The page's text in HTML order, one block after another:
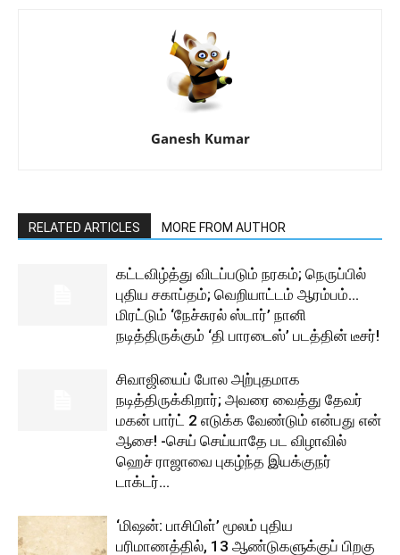
Ganesh Kumar
RELATED ARTICLES MORE FROM AUTHOR
கட்டவிழ்த்து விடப்படும் நரகம்; நெருப்பில்
புதிய சகாப்தம்; வெறியாட்டம் ஆரம்பம்…
மிரட்டும் ‘நேச்சுரல் ஸ்டார்’ நானி
நடித்திருக்கும் ‘தி பாரடைஸ்’ படத்தின் டீசர்!
சிவாஜியைப் போல அற்புதமாக
நடித்திருக்கிறார்; அவரை வைத்து தேவர்
மகன் பார்ட் 2 எடுக்க வேண்டும் என்பது என்
ஆசை! -செய் செய்யாதே பட விழாவில்
ஹெச் ராஜாவை புகழ்ந்த இயக்குநர்
டாக்டர்...
‘மிஷன்: பாசிபிள்’ மூலம் புதிய
பரிமாணத்தில், 13 ஆண்டுகளுக்குப் பிறகு